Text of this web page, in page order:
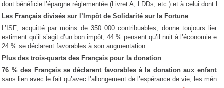
dont bénéficie l’épargne réglementée (Livret A, LDDs, etc.) et à celui dont
Les Français divisés sur l’Impôt de Solidarité sur la Fortune
L’ISF, acquitté par moins de 350 000 contribuables, donne toujours
estiment qu’il s’agit d’un bon impôt, 44 % pensent qu’il nuit à l’économie
24 % se déclarent favorables à son augmentation.
Plus des trois-quarts des Français pour la donation
76 % des Français se déclarent favorables à la donation aux enfants
sans lien avec le fait qu’avec l’allongement de l’espérance de vie, les